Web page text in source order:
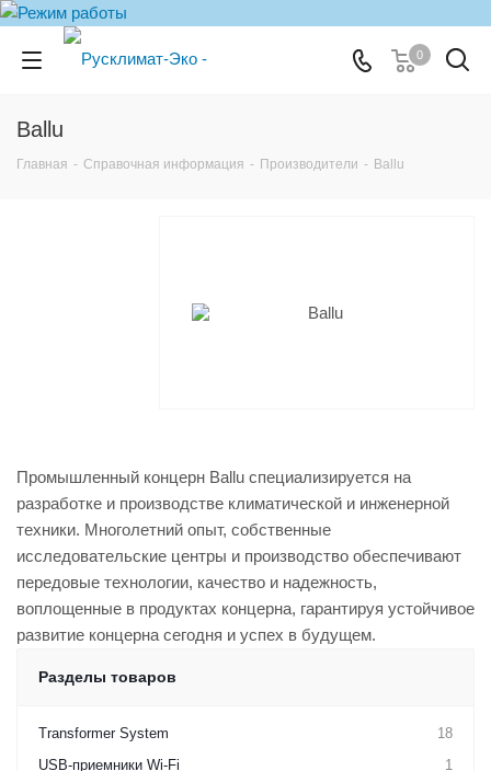
0
Ballu
Главная - Справочная информация - Производители - Ballu
Промышленный концерн Ballu специализируется на
разработке и производстве климатической и инженерной
техники. Многолетний опыт, собственные
исследовательские центры и производство обеспечивают
передовые технологии, качество и надежность,
воплощенные в продуктах концерна, гарантируя устойчивое
развитие концерна сегодня и успех в будущем.
Разделы товаров
Transformer System
18
USB-приемники Wi-Fi
1